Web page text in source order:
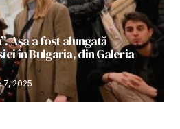
Așa a fost alungată
în Bulgaria, din Galeria
7, 2025